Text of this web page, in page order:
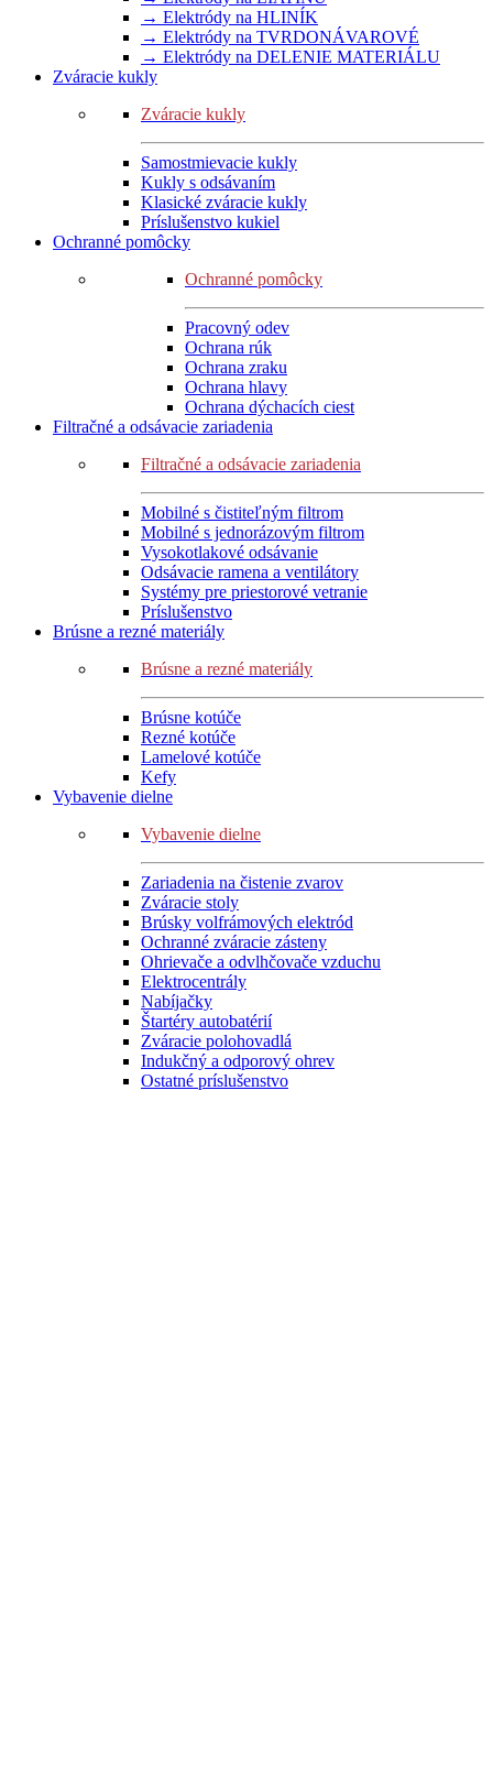
→ Elektródy na HLINÍK
→ Elektródy na TVRDONÁVAROVÉ
→ Elektródy na DELENIE MATERIÁLU
Zváracie kukly
Zváracie kukly
Samostmievacie kukly
Kukly s odsávaním
Klasické zváracie kukly
Príslušenstvo kukiel
Ochranné pomôcky
Ochranné pomôcky
Pracovný odev
Ochrana rúk
Ochrana zraku
Ochrana hlavy
Ochrana dýchacích ciest
Filtračné a odsávacie zariadenia
Filtračné a odsávacie zariadenia
Mobilné s čistiteľným filtrom
Mobilné s jednorázovým filtrom
Vysokotlakové odsávanie
Odsávacie ramena a ventilátory
Systémy pre priestorové vetranie
Príslušenstvo
Brúsne a rezné materiály
Brúsne a rezné materiály
Brúsne kotúče
Rezné kotúče
Lamelové kotúče
Kefy
Vybavenie dielne
Vybavenie dielne
Zariadenia na čistenie zvarov
Zváracie stoly
Brúsky volfrámových elektród
Ochranné zváracie zásteny
Ohrievače a odvlhčovače vzduchu
Elektrocentrály
Nabíjačky
Štartéry autobatérií
Zváracie polohovadlá
Indukčný a odporový ohrev
Ostatné príslušenstvo